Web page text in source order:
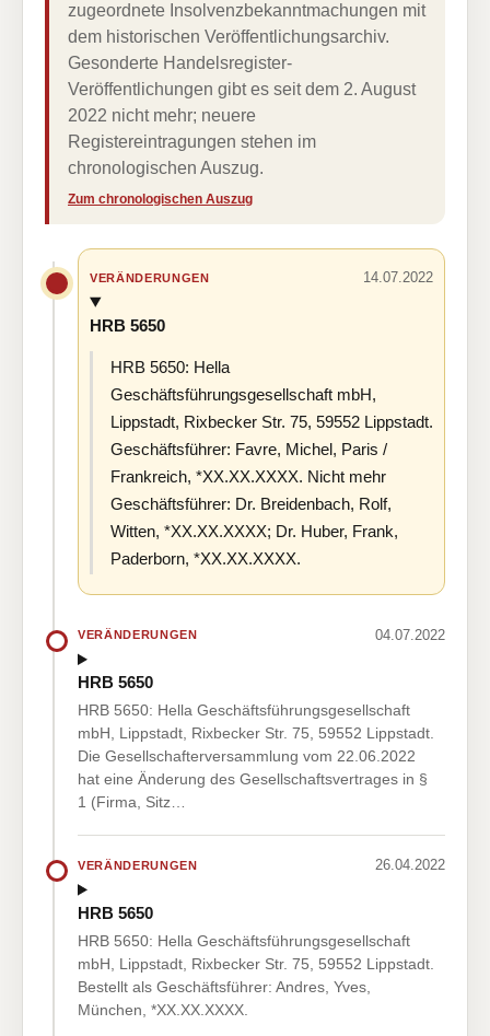
zugeordnete Insolvenzbekanntmachungen mit
dem historischen Veröffentlichungsarchiv.
Gesonderte Handelsregister-
Veröffentlichungen gibt es seit dem 2. August
2022 nicht mehr; neuere
Registereintragungen stehen im
chronologischen Auszug.
Zum chronologischen Auszug
VERÄNDERUNGEN 14.07.2022
HRB 5650
HRB 5650: Hella
Geschäftsführungsgesellschaft mbH,
Lippstadt, Rixbecker Str. 75, 59552 Lippstadt.
Geschäftsführer: Favre, Michel, Paris /
Frankreich, *XX.XX.XXXX. Nicht mehr
Geschäftsführer: Dr. Breidenbach, Rolf,
Witten, *XX.XX.XXXX; Dr. Huber, Frank,
Paderborn, *XX.XX.XXXX.
VERÄNDERUNGEN 04.07.2022
HRB 5650
HRB 5650: Hella Geschäftsführungsgesellschaft
mbH, Lippstadt, Rixbecker Str. 75, 59552 Lippstadt.
Die Gesellschafterversammlung vom 22.06.2022
hat eine Änderung des Gesellschaftsvertrages in §
1 (Firma, Sitz…
VERÄNDERUNGEN 26.04.2022
HRB 5650
HRB 5650: Hella Geschäftsführungsgesellschaft
mbH, Lippstadt, Rixbecker Str. 75, 59552 Lippstadt.
Bestellt als Geschäftsführer: Andres, Yves,
München, *XX.XX.XXXX.